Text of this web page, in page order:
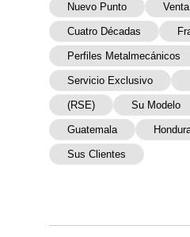
Nuevo Punto Venta
Cuatro Décadas
Perfiles Metalmecánicos
Servicio Exclusivo
(RSE) Su Modelo
Guatemala
Sus Clientes